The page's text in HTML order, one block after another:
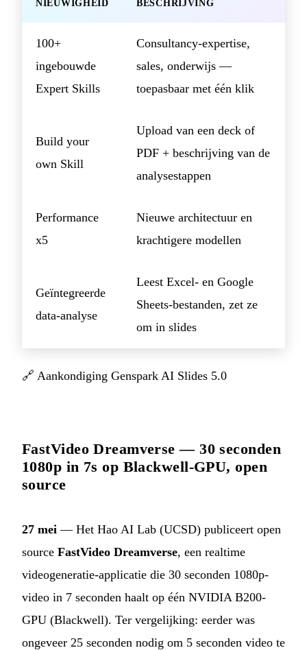
NIEUWIGHEID BESCHRIJVING
100+
ingebouwde
Expert Skills
Consultancy-expertise,
sales, onderwijs —
toepasbaar met één klik
Build your
own Skill
Upload van een deck of
PDF + beschrijving van de
analysestappen
Performance
x5
Nieuwe architectuur en
krachtigere modellen
Geïntegreerde
data-analyse
Leest Excel- en Google
Sheets-bestanden, zet ze
om in slides
🔗 Aankondiging Genspark AI Slides 5.0
FastVideo Dreamverse — 30 seconden
1080p in 7s op Blackwell-GPU, open
source
27 mei — Het Hao AI Lab (UCSD) publiceert open
source FastVideo Dreamverse, een realtime
videogeneratie-applicatie die 30 seconden 1080p-
video in 7 seconden haalt op één NVIDIA B200-
GPU (Blackwell). Ter vergelijking: eerder was
ongeveer 25 seconden nodig om 5 seconden video te